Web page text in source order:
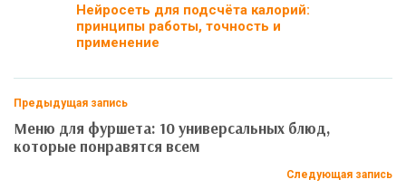
Нейросеть для подсчёта калорий:
принципы работы, точность и
применение
Предыдущая запись
Меню для фуршета: 10 универсальных блюд,
которые понравятся всем
Следующая запись